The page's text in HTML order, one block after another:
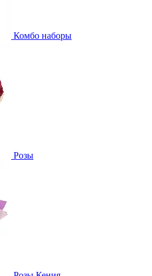
Комбо наборы
Розы